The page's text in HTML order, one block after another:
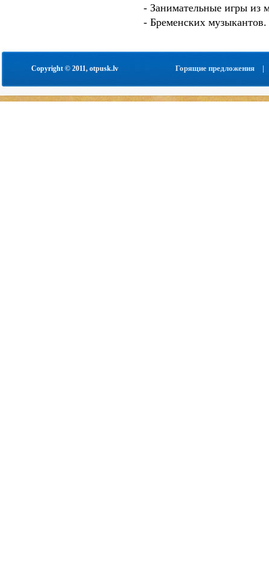
- Занимательные игры из
- Бременских музыкантов.
Copyright © 2011, otpusk.lv Горящие предложения |